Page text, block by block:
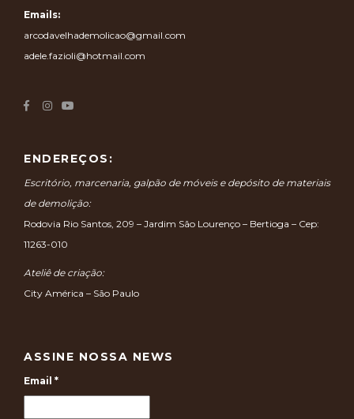
Emails:
arcodavelhademolicao@gmail.com
adele.fazioli@hotmail.com
ENDEREÇOS:
Escritório, marcenaria, galpão de móveis e depósito de materiais
de demolição:
Rodovia Rio Santos, 209 – Jardim São Lourenço – Bertioga – Cep:
11263-010
Ateliê de criação:
City América – São Paulo
ASSINE NOSSA NEWS
Email *